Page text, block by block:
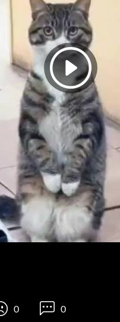
0 0